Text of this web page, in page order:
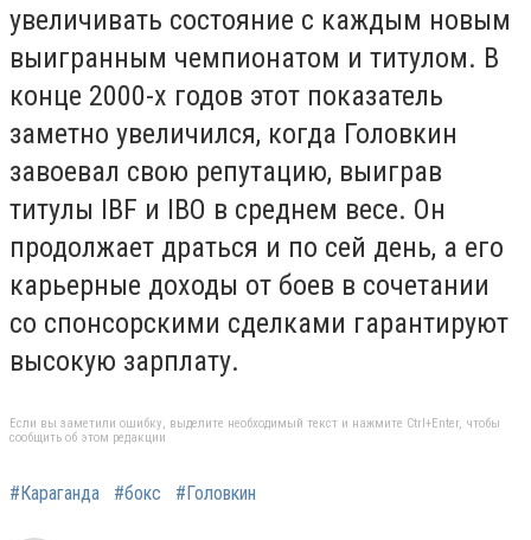
увеличивать состояние с каждым новым
выигранным чемпионатом и титулом. В
конце 2000-х годов этот показатель
заметно увеличился, когда Головкин
завоевал свою репутацию, выиграв
титулы IBF и IBO в среднем весе. Он
продолжает драться и по сей день, а его
карьерные доходы от боев в сочетании
со спонсорскими сделками гарантируют
высокую зарплату.
Если вы заметили ошибку, выделите необходимый текст и нажмите Ctrl+Enter, чтобы
сообщить об этом редакции
#Караганда #бокс #Головкин